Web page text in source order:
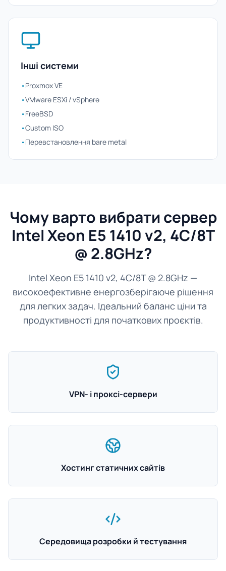
Інші системи
•Proxmox VE
•VMware ESXi / vSphere
•FreeBSD
•Custom ISO
•Перевстановлення bare metal
Чому варто вибрати сервер
Intel Xeon E5 1410 v2, 4C/8T
@ 2.8GHz?
Intel Xeon E5 1410 v2, 4C/8T @ 2.8GHz —
високоефективне енергозберігаюче рішення
для легких задач. Ідеальний баланс ціни та
продуктивності для початкових проєктів.
VPN- і проксі-сервери
Хостинг статичних сайтів
Середовища розробки й тестування